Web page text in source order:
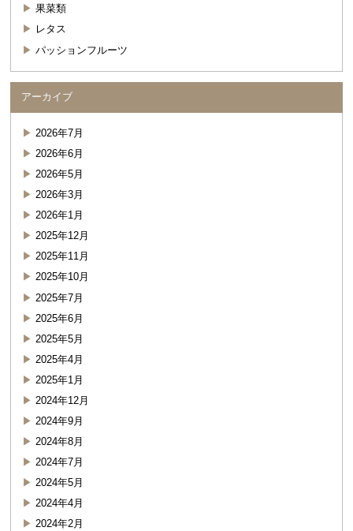
果菜類
レタス
パッションフルーツ
アーカイブ
2026年7月
2026年6月
2026年5月
2026年3月
2026年1月
2025年12月
2025年11月
2025年10月
2025年7月
2025年6月
2025年5月
2025年4月
2025年1月
2024年12月
2024年9月
2024年8月
2024年7月
2024年5月
2024年4月
2024年2月